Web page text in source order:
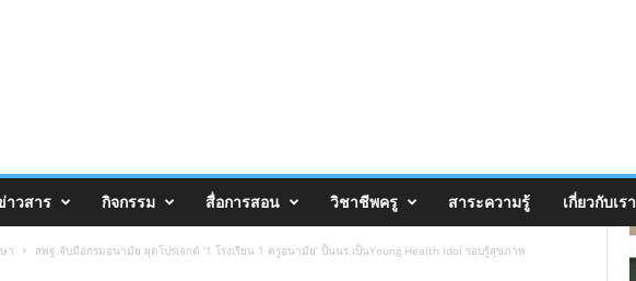
าวสาร กิจกรรม สื่อการสอน วิชาชีพครู สาระความรู้ เกี่ยวกับเรา
า สพฐ.จับมือกรมอนามัย ผุดโปรเจกต์ ‘1 โรงเรียน 1 ครูอนามัย’ ปั้นนร.เป็นYoung Health Idol รอบรู้สุขภาพ